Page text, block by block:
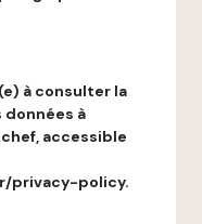
à consulter la
à
accessible
privacy-policy.